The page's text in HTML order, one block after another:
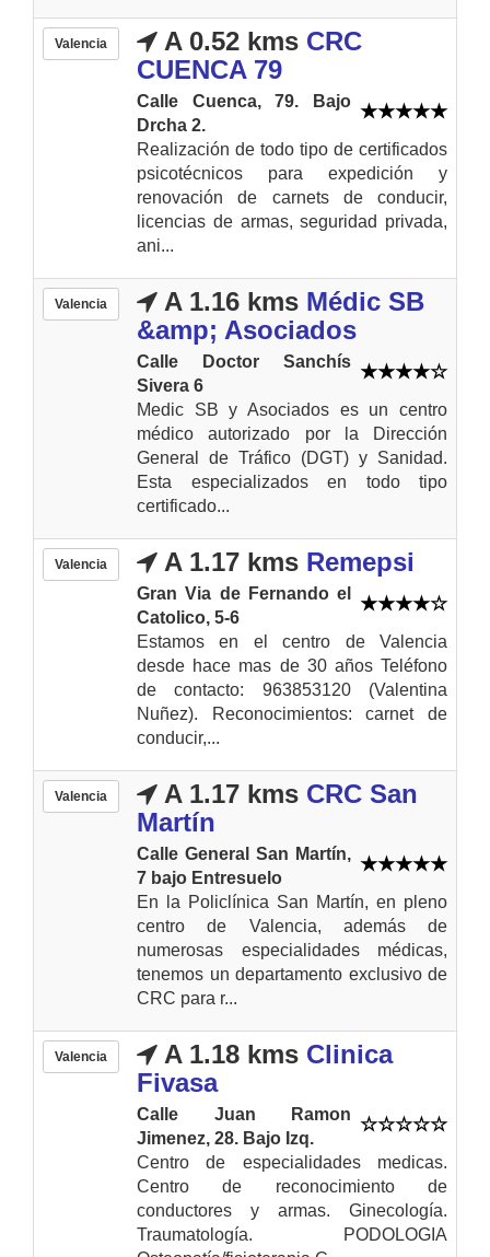
Valencia A 0.52 kms CRC
CUENCA 79
Calle Cuenca, 79. Bajo
Drcha 2.
Realización de todo tipo de certificados
psicotécnicos para expedición y
renovación de carnets de conducir,
licencias de armas, seguridad privada,
ani...
Valencia A 1.16 kms Médic SB
&amp; Asociados
Calle Doctor Sanchís
Sivera 6
Medic SB y Asociados es un centro
médico autorizado por la Dirección
General de Tráfico (DGT) y Sanidad.
Esta especializados en todo tipo
certificado...
Valencia A 1.17 kms Remepsi
Gran Via de Fernando el
Catolico, 5-6
Estamos en el centro de Valencia
desde hace mas de 30 años Teléfono
de contacto: 963853120 (Valentina
Nuñez). Reconocimientos: carnet de
conducir,...
Valencia A 1.17 kms CRC San
Martín
Calle General San Martín,
7 bajo Entresuelo
En la Policlínica San Martín, en pleno
centro de Valencia, además de
numerosas especialidades médicas,
tenemos un departamento exclusivo de
CRC para r...
Valencia A 1.18 kms Clinica
Fivasa
Calle Juan Ramon
Jimenez, 28. Bajo Izq.
Centro de especialidades medicas.
Centro de reconocimiento de
conductores y armas. Ginecología.
Traumatología. PODOLOGIA